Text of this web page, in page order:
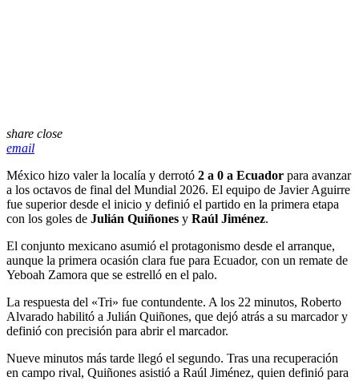
share close
email
México hizo valer la localía y derrotó 2 a 0 a Ecuador para avanzar
a los octavos de final del Mundial 2026. El equipo de Javier Aguirre
fue superior desde el inicio y definió el partido en la primera etapa
con los goles de Julián Quiñones y Raúl Jiménez.
El conjunto mexicano asumió el protagonismo desde el arranque,
aunque la primera ocasión clara fue para Ecuador, con un remate de
Yeboah Zamora que se estrelló en el palo.
La respuesta del «Tri» fue contundente. A los 22 minutos, Roberto
Alvarado habilitó a Julián Quiñones, que dejó atrás a su marcador y
definió con precisión para abrir el marcador.
Nueve minutos más tarde llegó el segundo. Tras una recuperación
en campo rival, Quiñones asistió a Raúl Jiménez, quien definió para